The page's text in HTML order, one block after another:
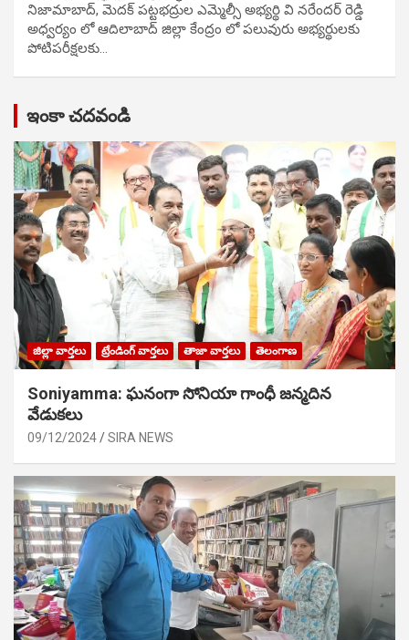
నిజామాబాద్, మెదక్ పట్టభద్రుల ఎమ్మెల్సీ అభ్యర్థి వి నరేందర్ రెడ్డి
అధ్వర్యం లో ఆదిలాబాద్ జిల్లా కేంద్రం లో పలువురు అభ్యర్థులకు
పోటిప‌రీక్ష‌ల‌కు…
ఇంకా చదవండి
జిల్లా వార్తలు ట్రేండింగ్ వార్తలు తాజా వార్తలు తెలంగాణ
Soniyamma: ఘ‌నంగా సోనియా గాంధీ జ‌న్మ‌దిన
వేడుక‌లు
09/12/2024 SIRA NEWS